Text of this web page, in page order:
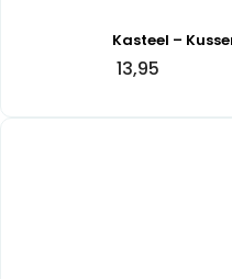
Kasteel –
13,95